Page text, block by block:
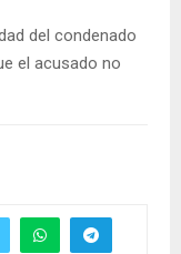
del condenado
el acusado no